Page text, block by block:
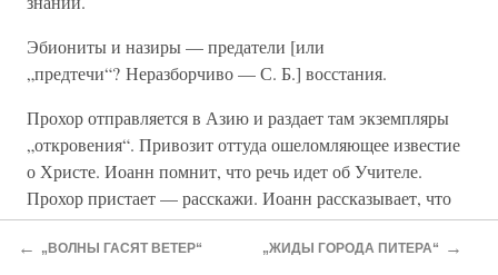
Эбиониты и назиры — предатели [или
„предтечи“? Неразборчиво — С. Б.] восстания.
Прохор отправляется в Азию и раздает там экземпляры
„откровения“. Привозит оттуда ошеломляющее известие
о Христе. Иоанн помнит, что речь идет об Учителе.
Прохор пристает — расскажи. Иоанн рассказывает, что
запомнил.
← „ВОЛНЫ ГАСЯТ ВЕТЕР“ „ЖИДЫ ГОРОДА ПИТЕРА“ →